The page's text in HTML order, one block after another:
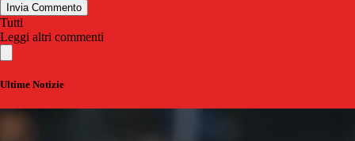
Invia Commento
Tutti
Leggi altri commenti
Ultime Notizie